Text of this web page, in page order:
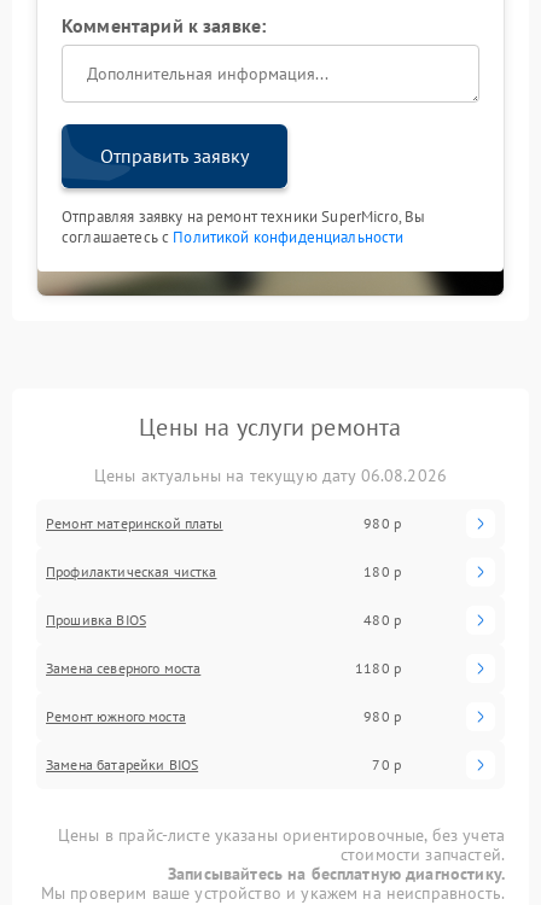
Комментарий к заявке:
Отправить заявку
Отправляя заявку на ремонт техники SuperMicro, Вы
соглашаетесь с Политикой конфиденциальности
Цены на услуги ремонта
Цены актуальны на текущую дату 06.08.2026
Ремонт материнской платы 980 р
Профилактическая чистка 180 р
Прошивка BIOS 480 р
Замена северного моста 1180 р
Ремонт южного моста 980 р
Замена батарейки BIOS 70 р
Цены в прайс-листе указаны ориентировочные, без учета
стоимости запчастей.
Записывайтесь на бесплатную диагностику.
Мы проверим ваше устройство и укажем на неисправность.